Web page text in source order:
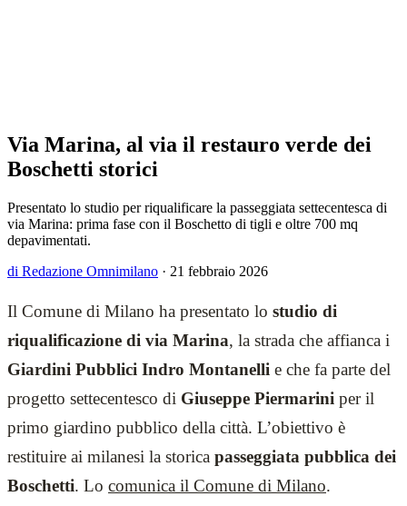
Via Marina, al via il restauro verde dei
Boschetti storici
Presentato lo studio per riqualificare la passeggiata settecentesca di
via Marina: prima fase con il Boschetto di tigli e oltre 700 mq
depavimentati.
di Redazione Omnimilano · 21 febbraio 2026
Il Comune di Milano ha presentato lo studio di
riqualificazione di via Marina, la strada che affianca i
Giardini Pubblici Indro Montanelli e che fa parte del
progetto settecentesco di Giuseppe Piermarini per il
primo giardino pubblico della città. L’obiettivo è
restituire ai milanesi la storica passeggiata pubblica dei
Boschetti. Lo comunica il Comune di Milano.